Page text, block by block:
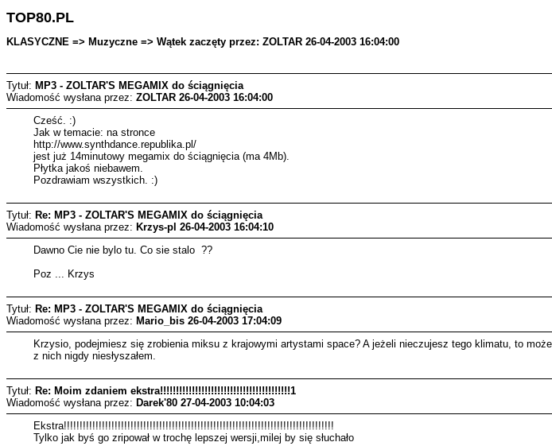
TOP80.PL
KLASYCZNE => Muzyczne => Wątek zaczęty przez: ZOLTAR 26-04-2003 16:04:00
Tytuł: MP3 - ZOLTAR'S MEGAMIX do ściągnięcia
Wiadomość wysłana przez: ZOLTAR 26-04-2003 16:04:00
Cześć. :)
Jak w temacie: na stronce
http://www.synthdance.republika.pl/
jest już 14minutowy megamix do ściągnięcia (ma 4Mb).
Płytka jakoś niebawem.
Pozdrawiam wszystkich. :)
Tytuł: Re: MP3 - ZOLTAR'S MEGAMIX do ściągnięcia
Wiadomość wysłana przez: Krzys-pl 26-04-2003 16:04:10
Dawno Cie nie bylo tu. Co sie stalo ??
Poz ... Krzys
Tytuł: Re: MP3 - ZOLTAR'S MEGAMIX do ściągnięcia
Wiadomość wysłana przez: Mario_bis 26-04-2003 17:04:09
Krzysio, podejmiesz się zrobienia miksu z krajowymi artystami space? A jeżeli nieczujesz tego klimatu, to
z nich nigdy niesłyszałem.
Tytuł: Re: Moim zdaniem ekstra!!!!!!!!!!!!!!!!!!!!!!!!!!!!!!!!!!!!!!!!!1
Wiadomość wysłana przez: Darek'80 27-04-2003 10:04:03
Ekstra!!!!!!!!!!!!!!!!!!!!!!!!!!!!!!!!!!!!!!!!!!!!!!!!!!!!!!!!!!!!!!!!!!!!!!!!!!!!!!!!!!!!!
Tylko jak byś go zripował w trochę lepszej wersji,milej by się słuchało